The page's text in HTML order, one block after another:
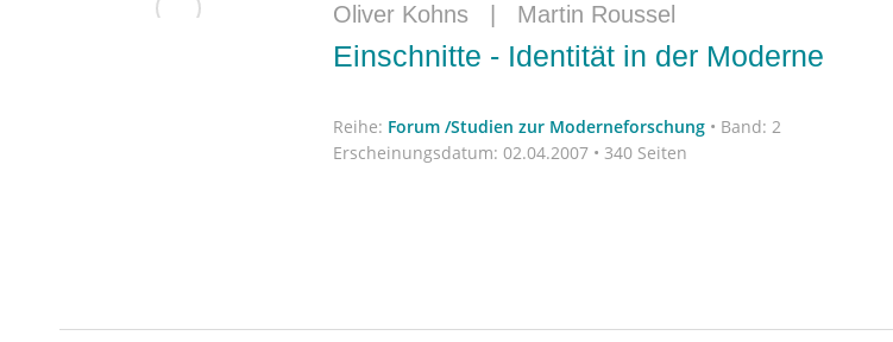
Oliver Kohns Martin Roussel
Einschnitte - Identität in der Moderne
Reihe: Forum /Studien zur Moderneforschung • Band: 2
Erscheinungsdatum: 02.04.2007 • 340 Seiten